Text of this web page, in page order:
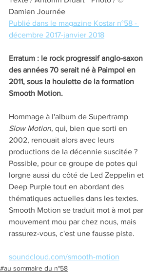
Damien Journée
Publié dans le magazine Kostar n°58 -
décembre 2017-janvier 2018
Erratum : le rock progressif anglo-saxon
des années 70 serait né à Paimpol en
2011, sous la houlette de la formation
Smooth Motion.
Hommage à l'album de Supertramp
Slow Motion, qui, bien que sorti en
2002, renouait alors avec leurs
productions de la décennie suscitée ?
Possible, pour ce groupe de potes qui
lorgne aussi du côté de Led Zeppelin et
Deep Purple tout en abordant des
thématiques actuelles dans les textes.
Smooth Motion se traduit mot à mot par
mouvement mou par chez nous, mais
rassurez-vous, c'est une fausse piste.
soundcloud.com/smooth-motion
#au sommaire du n°58